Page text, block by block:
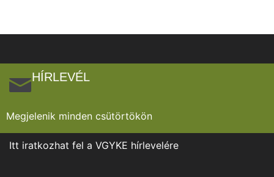
HÍRLEVÉL
Megjelenik minden csütörtökön
Itt iratkozhat fel a VGYKE hírlevelére